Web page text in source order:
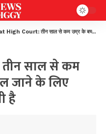
Court: तीन साल से कम उम्र के बच्चों को प्री-स्कूल जाने के लिए मजबूर करना गैरकानूनी है
साल से कम
जाने के लिए
है